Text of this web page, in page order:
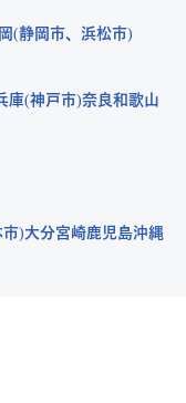
静岡市
浜松市
庫 神戸市 奈良和歌山
市 大分宮崎鹿児島沖縄